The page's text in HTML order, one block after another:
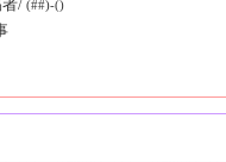
/ (##)-()